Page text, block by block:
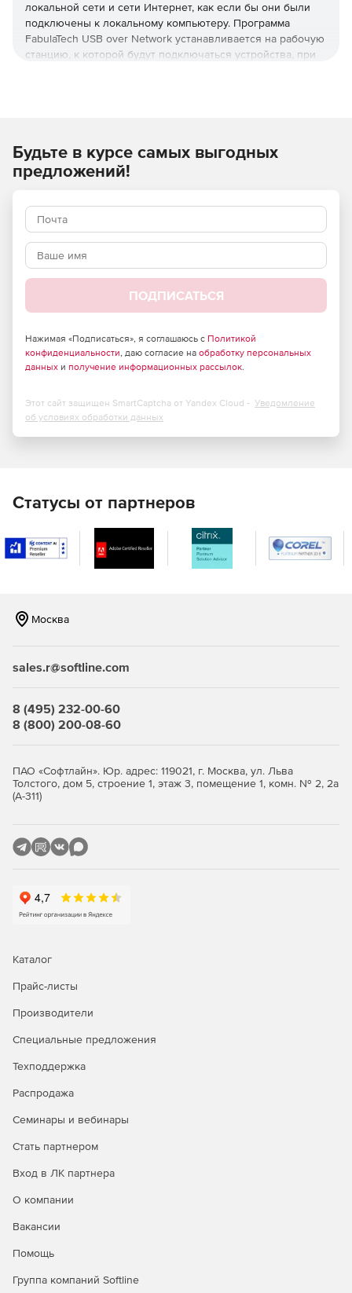
локальной сети и сети Интернет, как если бы они были
подключены к локальному компьютеру. Программа
FabulaTech USB over Network устанавливается на рабочую
станцию, к которой будут подключаться устройства, при
создавая список USB-носителей по сети. Продукт
FabulaTech USB over Network работает под управлением
Windows и Linux систем.
Будьте в курсе самых выгодных
предложений!
ПОДПИСАТЬСЯ
Нажимая «Подписаться», я соглашаюсь с Политикой
конфиденциальности, даю согласие на обработку персональных
данных и получение информационных рассылок.
Этот сайт защищен SmartCaptcha от Yandex Cloud - Уведомление
об условиях обработки данных
Статусы от партнеров
Москва
sales.r@softline.com
8 (495) 232-00-60
8 (800) 200-08-60
ПАО «Софтлайн». Юр. адрес: 119021, г. Москва, ул. Льва
Толстого, дом 5, строение 1, этаж 3, помещение 1, комн. № 2, 2а
(А-311)
Каталог
Прайс-листы
Производители
Специальные предложения
Техподдержка
Распродажа
Семинары и вебинары
Стать партнером
Вход в ЛК партнера
О компании
Вакансии
Помощь
Группа компаний Softline